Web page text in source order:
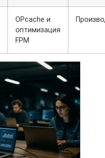
OPcache и
оптимизация
FPM